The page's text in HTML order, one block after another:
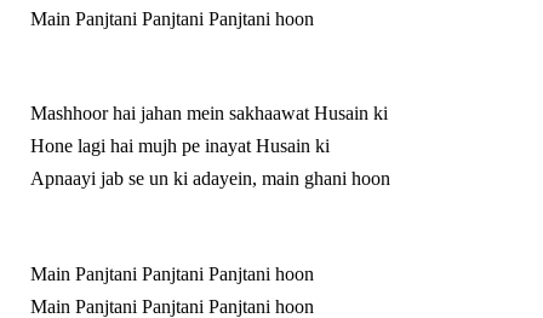
Main Panjtani Panjtani Panjtani hoon
Mashhoor hai jahan mein sakhaawat Husain ki
Hone lagi hai mujh pe inayat Husain ki
Apnaayi jab se un ki adayein, main ghani hoon
Main Panjtani Panjtani Panjtani hoon
Main Panjtani Panjtani Panjtani hoon